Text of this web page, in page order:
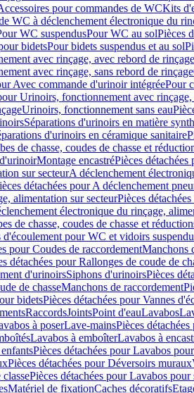
pour commandes de WCKits
WC à déclenchement électronique du
WC suspendusPour WC au solPièces
bidetsPour bidets suspendus et au sol
avec rinçage, avec rebord de rinçage
avec rinçage, sans rebord de rinçage
Avec commande d'urinoir intégréePour
Urinoirs, fonctionnement avec
Urinoirs, fonctionnement sans eau
Séparations d'urinoirs en matière
d'urinoirs en céramique sanitaire
de chasse, coudes de chasse et
Montage encastréPièces
sur secteurA déclenchement
détachées pour A déclenchement
alimentation sur secteurPièces
électronique du rinçage,
de chasse, coudes de chasse et
d'écoulement pour WC et vidoirs
pour Coudes de raccordementManchons
détachées pour Rallonges de coude de
d'urinoirsSiphons d'urinoirsPièces
de chasseManchons de raccordement
bidetsPièces détachées pour Vannes
RaccordsJointsPoint d'eauLavabos
à poserLave-mainsPièces
Lavabos à emboîterLavabos à
Pièces détachées pour Lavabos
Pièces détachées pour Déversoirs muraux
Pièces détachées pour Lavabos pour
Matériel de fixationCaches décoratifs